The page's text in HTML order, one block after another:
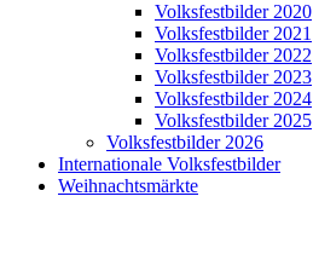
Volksfestbilder 2020
Volksfestbilder 2021
Volksfestbilder 2022
Volksfestbilder 2023
Volksfestbilder 2024
Volksfestbilder 2025
Volksfestbilder 2026
Internationale Volksfestbilder
Weihnachtsmärkte